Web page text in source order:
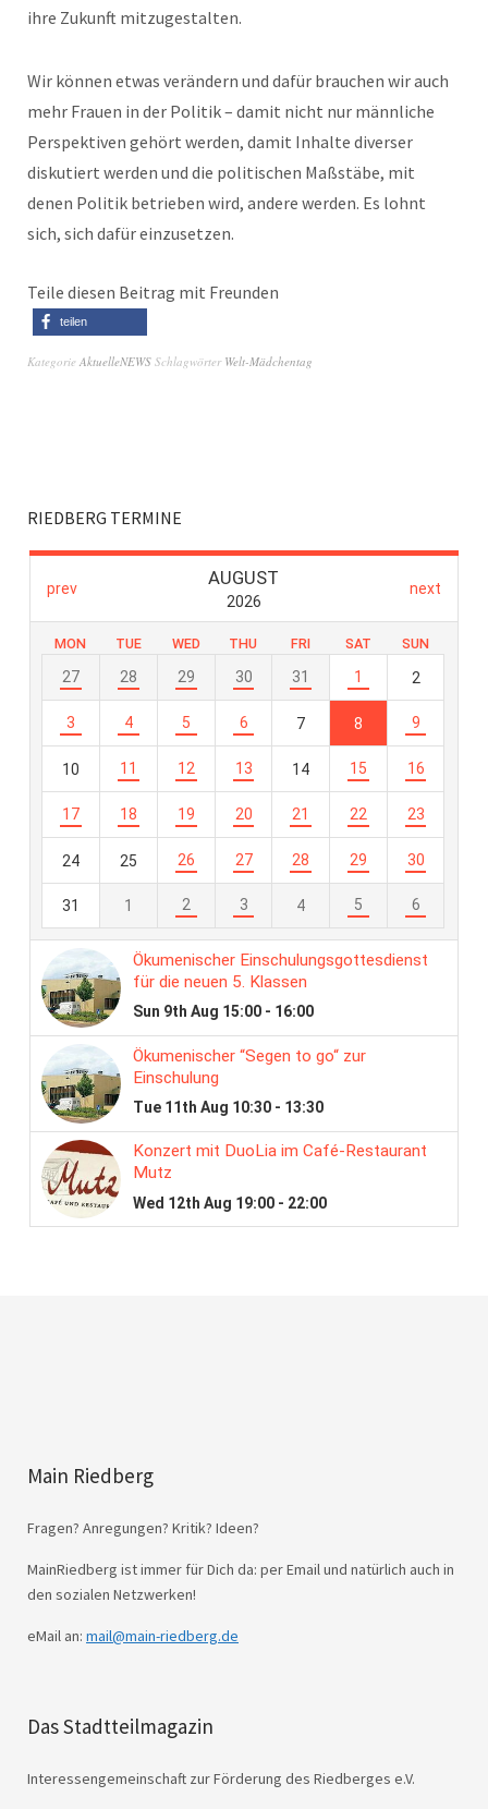
ihre Zukunft mitzugestalten.
Wir können etwas verändern und dafür brauchen wir auch
mehr Frauen in der Politik – damit nicht nur männliche
Perspektiven gehört werden, damit Inhalte diverser
diskutiert werden und die politischen Maßstäbe, mit
denen Politik betrieben wird, andere werden. Es lohnt
sich, sich dafür einzusetzen.
Teile diesen Beitrag mit Freunden
teilen
Kategorie AktuelleNEWS Schlagwörter Welt-Mädchentag
RIEDBERG TERMINE
Main Riedberg
Fragen? Anregungen? Kritik? Ideen?
MainRiedberg ist immer für Dich da: per Email und natürlich auch in
den sozialen Netzwerken!
eMail an: mail@main-riedberg.de
Das Stadtteilmagazin
Interessengemeinschaft zur Förderung des Riedberges e.V.